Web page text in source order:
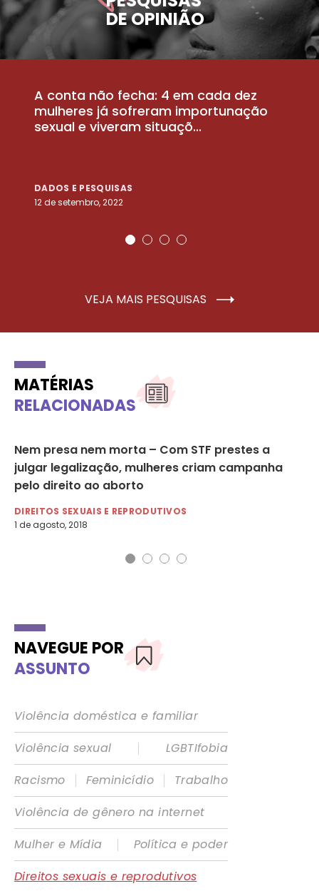
DE OPINIÃO
A conta não fecha: 4 em cada dez
mulheres já sofreram importunação
sexual e viveram situaçõ...
DADOS E PESQUISAS
12 de setembro, 2022
VEJA MAIS PESQUISAS
MATÉRIAS
RELACIONADAS
Nem presa nem morta – Com STF prestes a
julgar legalização, mulheres criam campanha
pelo direito ao aborto
DIREITOS SEXUAIS E REPRODUTIVOS
1 de agosto, 2018
NAVEGUE POR
ASSUNTO
Violência doméstica e familiar
Violência sexual
|
LGBTIfobia
Racismo
| Feminicídio |
Trabalho
Violência de gênero na internet
Mulher e Mídia
|
Política e poder
Direitos sexuais e reprodutivos